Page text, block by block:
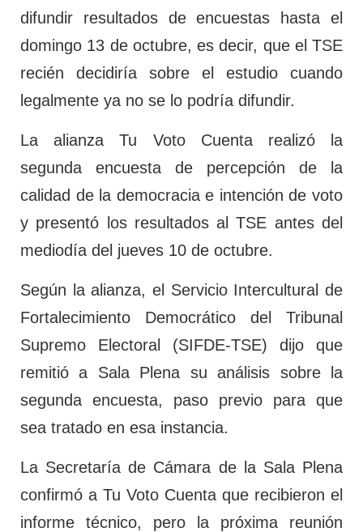
difundir resultados de encuestas hasta el
domingo 13 de octubre, es decir, que el TSE
recién decidiría sobre el estudio cuando
legalmente ya no se lo podría difundir.
La alianza Tu Voto Cuenta realizó la
segunda encuesta de percepción de la
calidad de la democracia e intención de voto
y presentó los resultados al TSE antes del
mediodía del jueves 10 de octubre.
Según la alianza, el Servicio Intercultural de
Fortalecimiento Democrático del Tribunal
Supremo Electoral (SIFDE-TSE) dijo que
remitió a Sala Plena su análisis sobre la
segunda encuesta, paso previo para que
sea tratado en esa instancia.
La Secretaría de Cámara de la Sala Plena
confirmó a Tu Voto Cuenta que recibieron el
informe técnico, pero la próxima reunión